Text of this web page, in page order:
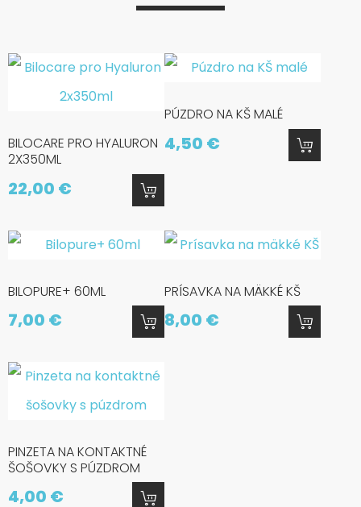
BILOCARE PRO HYALURON
2X350ML
22,00 €
PÚZDRO NA KŠ MALÉ
4,50 €
BILOPURE+ 60ML
7,00 €
PRÍSAVKA NA MÄKKÉ KŠ
8,00 €
PINZETA NA KONTAKTNÉ
ŠOŠOVKY S PÚZDROM
4,00 €